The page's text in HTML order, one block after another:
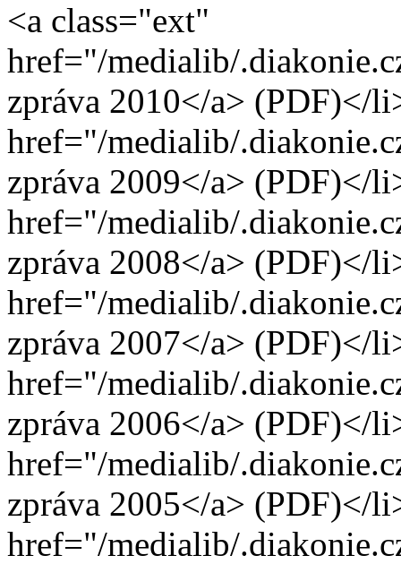
<a class="ext"
href="/medialib/
zpráva 2010</a> (PDF)</
href="/medialib/
zpráva 2009</a> (PDF)</
href="/medialib/
zpráva 2008</a> (PDF)</
href="/medialib/
zpráva 2007</a> (PDF)</
href="/medialib/
zpráva 2006</a> (PDF)</
href="/medialib/
zpráva 2005</a> (PDF)</
href="/medialib/